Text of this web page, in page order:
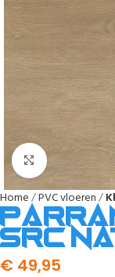
Home PVC vloeren
SRC
€ 49,95
Afbeelding